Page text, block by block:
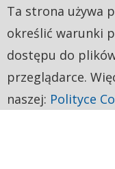
Ta strona używa
określić warunki
dostępu do
przeglądarce.
naszej: Polityce